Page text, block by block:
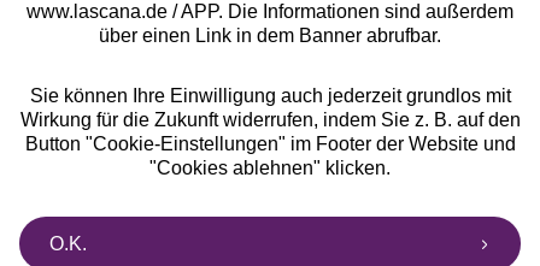
www.lascana.de / APP. Die Informationen sind außerdem
über einen Link in dem Banner abrufbar.
Sie können Ihre Einwilligung auch jederzeit grundlos mit
Wirkung für die Zukunft widerrufen, indem Sie z. B. auf den
Button "Cookie-Einstellungen" im Footer der Website und
"Cookies ablehnen" klicken.
O.K.